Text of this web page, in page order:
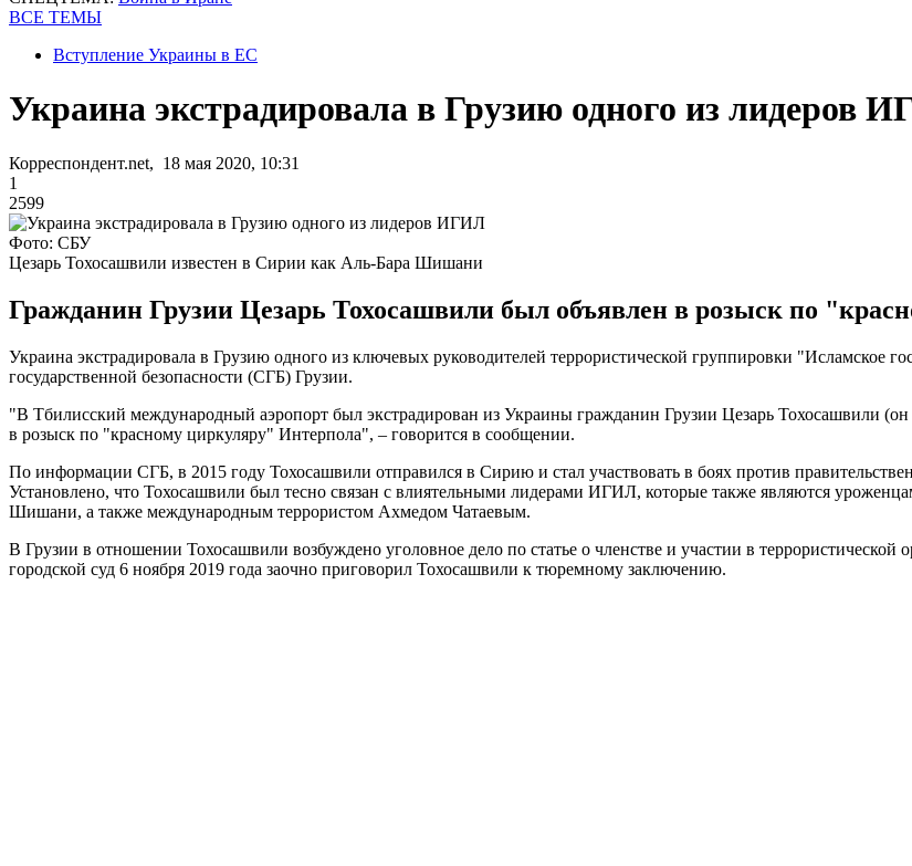
ВСЕ ТЕМЫ
Вступление Украины в ЕС
Украина экстрадировала в Грузию одного из лидеров
Корреспондент.net, 18 мая 2020, 10:31
1
2599
Фото: СБУ
Цезарь Тохосашвили известен в Сирии как Аль-Бара Шишани
Гражданин Грузии Цезарь Тохосашвили был объявлен в розыск по
Украина экстрадировала в Грузию одного из ключевых руководителей террористической группировки "Исламское
государственной безопасности (СГБ) Грузии.
"В Тбилисский международный аэропорт был экстрадирован из Украины гражданин Грузии Цезарь Тохосашвили
в розыск по "красному циркуляру" Интерпола", – говорится в сообщении.
По информации СГБ, в 2015 году Тохосашвили отправился в Сирию и стал участвовать в боях против
Установлено, что Тохосашвили был тесно связан с влиятельными лидерами ИГИЛ, которые также являются
Шишани, а также международным террористом Ахмедом Чатаевым.
В Грузии в отношении Тохосашвили возбуждено уголовное дело по статье о членстве и участии в
городской суд 6 ноября 2019 года заочно приговорил Тохосашвили к тюремному заключению.